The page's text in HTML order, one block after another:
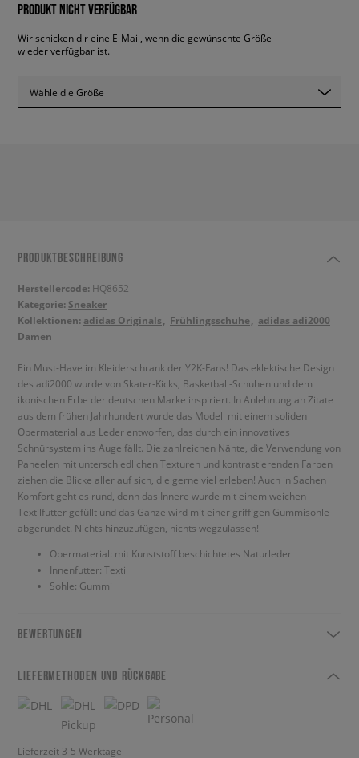
PRODUKT NICHT VERFÜGBAR
Wir schicken dir eine E-Mail, wenn die gewünschte Größe
wieder verfügbar ist.
Wähle die Größe
PRODUKTBESCHREIBUNG
Herstellercode: HQ8652
Kategorie: Sneaker
Kollektionen: adidas Originals Frühlingsschuhe
adidas adi2000
Damen
Ein Must-Have im Kleiderschrank der Y2K-Fans! Das eklektische Design
des adi2000 wurde von Skater-Kicks, Basketball-Schuhen und dem
ikonischen Erbe der deutschen Marke inspiriert. In Anlehnung an Zitate
aus dem frühen Jahrhundert wurde das Modell mit einem soliden
Obermaterial aus Leder entworfen, das durch ein innovatives
Schnürsystem ins Auge fällt. Die zahlreichen Nähte, die Verwendung von
Paneelen mit unterschiedlichen Texturen und kontrastierenden Farben
ziehen die Blicke aller auf sich, die gerne viel erleben! Auch in Sachen
Komfort geht es rund, denn das Innere wurde mit einem weichen
Textilfutter gefüllt und das Ganze wird mit einer griffigen Gummisohle
abgerundet. Nichts hinzuzufügen, nichts wegzulassen!
Obermaterial: mit Kunststoff beschichtetes Naturleder
Innenfutter: Textil
Sohle: Gummi
BEWERTUNGEN
LIEFERMETHODEN UND RÜCKGABE
Lieferzeit 3-5 Werktage